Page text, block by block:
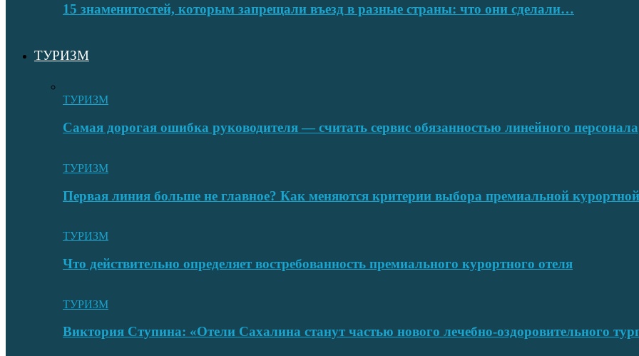
15 знаменитостей, которым запрещали въезд в разные страны: что они сделали…
ТУРИЗМ
ТУРИЗМ
Самая дорогая ошибка руководителя — считать сервис обязанностью линейного персонала
ТУРИЗМ
Первая линия больше не главное? Как меняются критерии выбора премиальной
ТУРИЗМ
Что действительно определяет востребованность премиального курортного отеля
ТУРИЗМ
Виктория Ступина: «Отели Сахалина станут частью нового лечебно-оздоровительного